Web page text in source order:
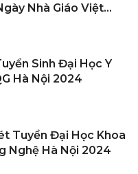
Nhà Giáo Việt
Sinh Đại Học Y
Hà Nội 2024
Tuyển Đại Học Khoa
Nghệ Hà Nội 2024